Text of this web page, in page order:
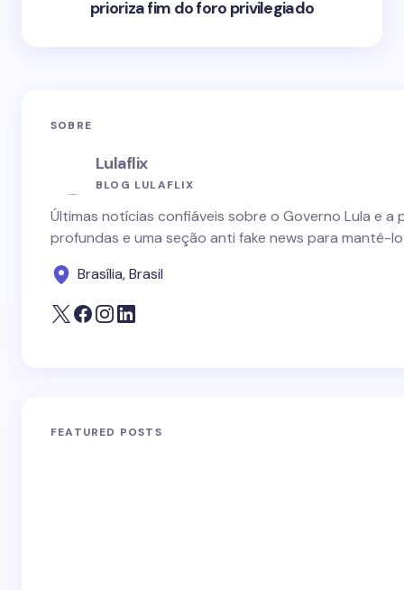
prioriza fim do foro privilegiado
SOBRE
Lulaflix
BLOG LULAFLIX
Últimas notícias confiáveis sobre o Governo Lula e
profundas e uma seção anti fake news para mantê-
Brasília, Brasil
FEATURED POSTS